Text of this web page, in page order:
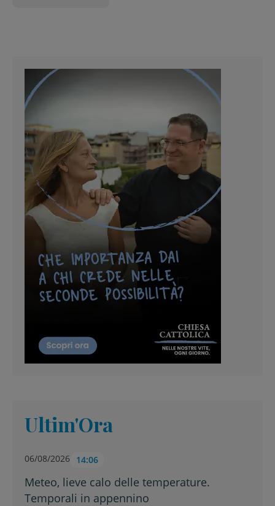
Ultim'Ora
06/08/2026 14:06
Meteo, lieve calo delle temperature.
Temporali in appennino